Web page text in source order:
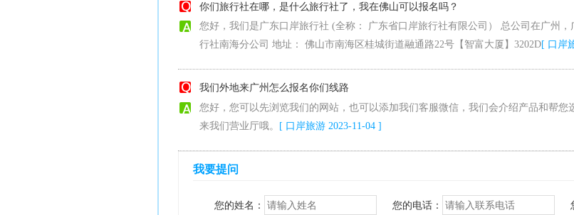
你们旅行社在哪，是什么旅行社了，我在佛山可以报名吗？
您好，我们是广东口岸旅行社 (全称： 广东省口岸旅行社有限公司） 总公司在广州
行社南海分公司 地址： 佛山市南海区桂城街道融通路22号【智富大厦】3202D[ 口岸
我们外地来广州怎么报名你们线路
您好，您可以先浏览我们的网站，也可以添加我们客服微信，我们会介绍产品和帮
来我们营业厅哦。
[ 口岸旅游 2023-11-04 ]
我要提问
您的姓名： 您的电话：